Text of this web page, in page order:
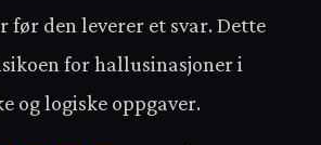
før den leverer et svar. Dette
for hallusinasjoner i
og logiske oppgaver.